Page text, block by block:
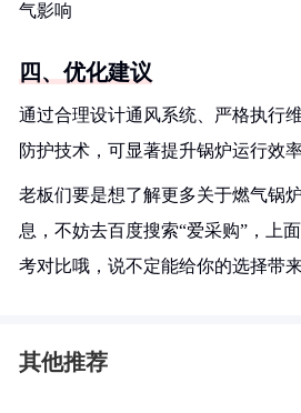
气影响
四、优化建议
通过合理设计通风系统、严格执行
防护技术，可显著提升锅炉运行效
老板们要是想了解更多关于燃气锅
息，不妨去百度搜索“爱采购”，上
考对比哦，说不定能给你的选择带
其他推荐